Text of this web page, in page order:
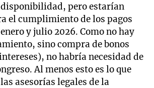
pero estarían
el cumplimiento de los pagos
y julio 2026. Como no hay
sino compra de bonos
no habría necesidad de
Al menos esto es lo que
asesorías legales de la